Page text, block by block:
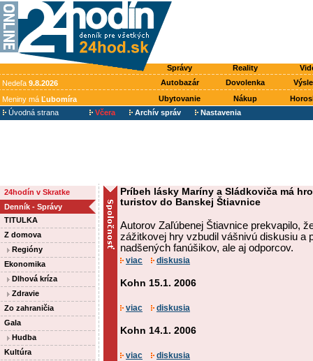
Správy Reality
Nedeľa 9.8.2026 Autobazár Dovolenka
Meniny má Ľubomíra Ubytovanie Nákup
Úvodná strana
Včera Archív správ Nastavenia
24hodín v Skratke
Denník - Správy
TITULKA
Z domova
Regióny
Ekonomika
Dlhová kríza
Zdravie
Zo zahraničia
Gala
Hudba
Kultúra
Príbeh lásky Maríny a Sládkoviča má
turistov do Banskej Štiavnice
Autorov Zaľúbenej Štiavnice prekvapilo,
zážitkovej hry vzbudil vášnivú diskusiu a
nadšených fanúšikov, ale aj odporcov.
viac diskusia
Kohn 15.1. 2006
viac diskusia
Kohn 14.1. 2006
viac diskusia